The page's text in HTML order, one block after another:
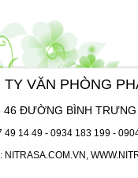
TY VĂN PHÒNG
46 ĐƯỜNG BÌNH TRƯNG
49 14 49 - 0934 183 199 -
NITRASA.COM.VN ,